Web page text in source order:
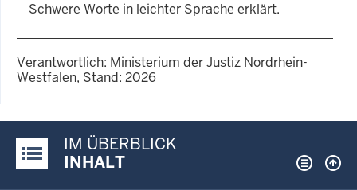
Schwere Worte in leichter Sprache erklärt.
Verantwortlich: Ministerium der Justiz Nordrhein-
Westfalen, Stand: 2026
Justiz-Portal im Überblick:
IM ÜBERBLICK
INHALT